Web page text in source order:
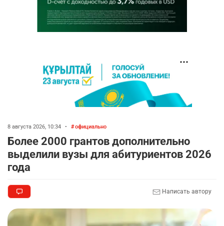
8 августа 2026, 10:34 • официально
Более 2000 грантов дополнительно
выделили вузы для абитуриентов 2026
года
Написать автору